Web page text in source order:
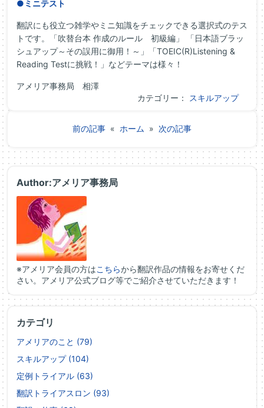
●ミニテスト
翻訳にも役立つ雑学やミニ知識をチェックできる選択式のテス
トです。「吹替台本 作成のルール 初級編」 「日本語ブラッ
シュアップ～その誤用に御用！～」「TOEIC(R)Listening &
Reading Testに挑戦！」などテーマは様々！
アメリア事務局 相澤
カテゴリー：
スキルアップ
前の記事 « ホーム » 次の記事
Author:アメリア事務局
※アメリア会員の方はこちらから翻訳作品の情報をお寄せくだ
さい。アメリア公式ブログ等でご紹介させていただきます！
カテゴリ
アメリアのこと (79)
スキルアップ (104)
定例トライアル (63)
翻訳トライアスロン (93)